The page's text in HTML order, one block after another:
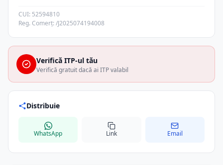
CUI: 52594810
Reg. Comerț: /J2025074194008
Verifică ITP-ul tău
Verifică gratuit dacă ai ITP valabil
Distribuie
WhatsApp Link Email